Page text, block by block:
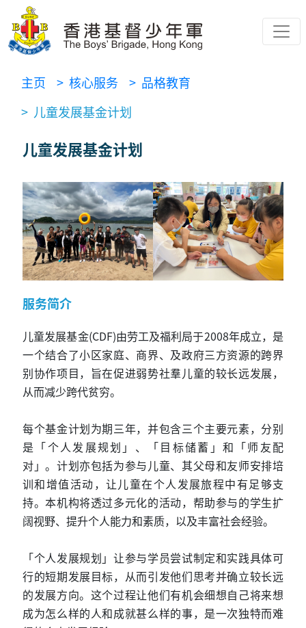
主页 > 核心服务
> 品格教育
> 儿童发展基金计划
儿童发展基金计划
服务简介
儿童发展基金(CDF)由劳工及福利局于2008年成立，是
一个结合了小区家庭、商界、及政府三方资源的跨界
别协作项目，旨在促进弱势社羣儿童的较长远发展，
从而减少跨代贫穷。
每个基金计划为期三年，并包含三个主要元素，分别
是「个人发展规划」、「目标储蓄」和「师友配
对」。计划亦包括为参与儿童、其父母和友师安排培
训和增值活动，让儿童在个人发展旅程中有足够支
持。本机构将透过多元化的活动，帮助参与的学生扩
阔视野、提升个人能力和素质，以及丰富社会经验。
「个人发展规划」让参与学员尝试制定和实践具体可
行的短期发展目标，从而引发他们思考并确立较长远
的发展方向。这个过程让他们有机会细想自己将来想
成为怎么样的人和成就甚么样的事，是一次独特而难